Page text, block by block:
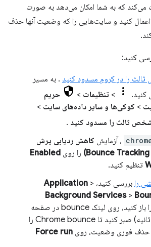
می‌کند که به شما امکان می‌دهد به صورت
کنید و سایت‌هایی را که وضعیت آنها حذف
کنید:
را در کروم مسدود کنید . به مسیر
کنید.
> تنظیمات >
حریم
> کوکی‌ها و سایر داده‌های سایت >
ثالث را مسدود کنید .
، آزمایش کاهش ردیابی پرش
را روی Enabled
تنظیم کنید.
را بررسی کنید، Application >
Background Services>
را باز کنید، روی لینک bounce در صفحه
کلیک کنید، (10 ثانیه) صبر کنید تا Chrome bounce را
حذف فوری وضعیت، روی Force run